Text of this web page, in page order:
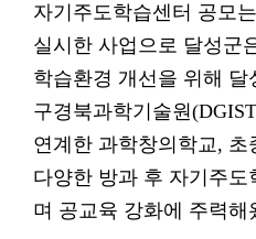
자기주도학습센터 공모
실시한 사업으로 달성군
학습환경 개선을 위해 달
구경북과학기술원
연계한 과학창의학교,
다양한 방과 후 자기주
며 공교육 강화에 주력해